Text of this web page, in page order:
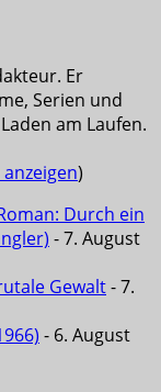
Er
Serien und
am Laufen.
anzeigen)
Durch ein
- 7. August
Gewalt- 7.
- 6. August